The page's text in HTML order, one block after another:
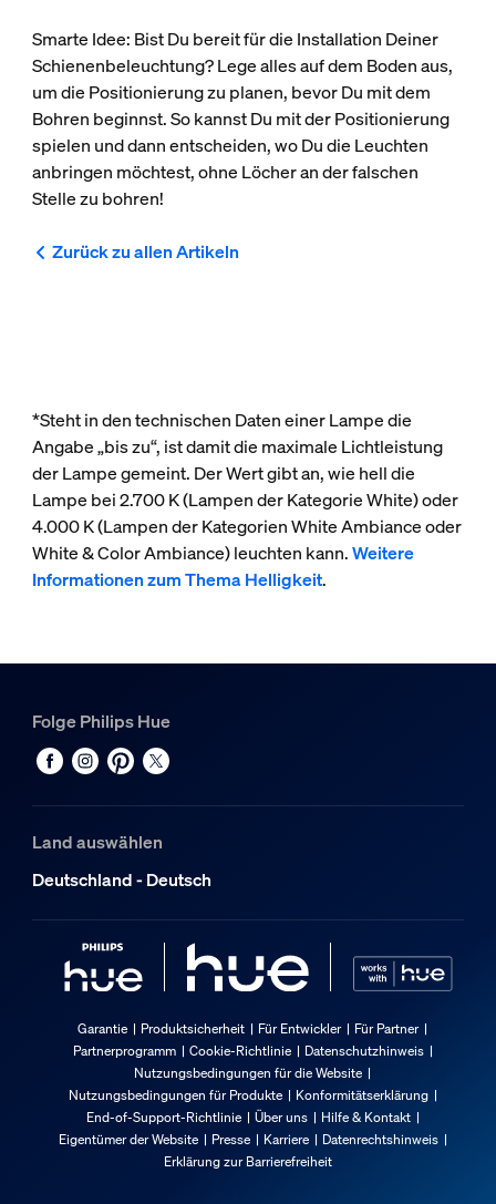
Smarte Idee: Bist Du bereit für die Installation Deiner
Schienenbeleuchtung? Lege alles auf dem Boden aus,
um die Positionierung zu planen, bevor Du mit dem
Bohren beginnst. So kannst Du mit der Positionierung
spielen und dann entscheiden, wo Du die Leuchten
anbringen möchtest, ohne Löcher an der falschen
Stelle zu bohren!
Zurück zu allen Artikeln
*Steht in den technischen Daten einer Lampe die
Angabe „bis zu“, ist damit die maximale Lichtleistung
der Lampe gemeint. Der Wert gibt an, wie hell die
Lampe bei 2.700 K (Lampen der Kategorie White) oder
4.000 K (Lampen der Kategorien White Ambiance oder
White & Color Ambiance) leuchten kann.Weitere
Informationen zum Thema Helligkeit.
Folge Philips Hue
Land auswählen
Deutschland - Deutsch
Garantie Produktsicherheit Für Entwickler
Für Partner
Partnerprogramm
Cookie-Richtlinie
Datenschutzhinweis
Nutzungsbedingungen für die Website
Nutzungsbedingungen für Produkte
Konformitätserklärung
End-of-Support-Richtlinie
Über uns
Hilfe & Kontakt
Eigentümer der Website
Presse Karriere
Datenrechtshinweis
Erklärung zur Barrierefreiheit